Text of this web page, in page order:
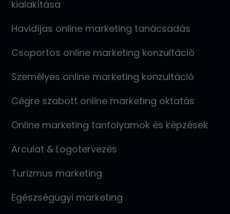
kialakítása
Havidíjas online marketing tanácsadás
Csoportos online marketing konzultáció
Személyes online marketing konzultáció
Cégre szabott online marketing oktatás
Online marketing tanfolyamok és képzések
Arculat & Logotervezés
Turizmus marketing
Egészségügyi marketing